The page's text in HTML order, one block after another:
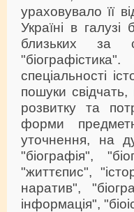
ураховувало її
Україні в
близьких за
спеціальності
пошуки свідчать,
розвитку та
форми
уточнення, на
"біографія",
"життєпис",
наратив",
інформація",